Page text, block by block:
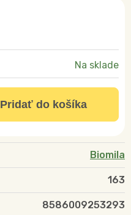
Na sklade
Pridať do košíka
Biomila
163
8586009253293